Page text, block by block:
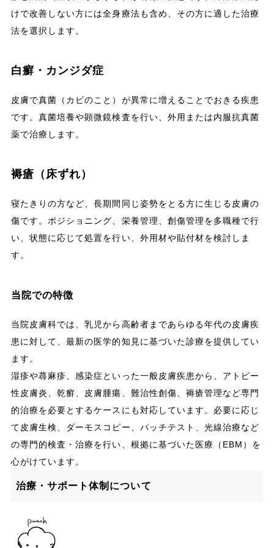
けで改善しない方には全身療法も含め、その方に適した治療
法を選択します。
白癬・カンジダ症
皮膚で真菌（カビのこと）が異常に増えることでおきる疾患
です。真菌培養や顕微鏡検査を行い、外用または内服抗真菌
薬で治療します。
褥瘡（床ずれ）
寝たきりの方など、長期間同じ姿勢をとる方に生じる皮膚の
傷です。ポジショニング、栄養管理、創傷管理を多職種で行
い、状態に応じて処置を行い、外用材や貼付材を検討しま
す。
当院での特徴
当院皮膚科では、乳児から高齢者まであらゆる年代の皮膚疾
患に対して、最新の医学的知見に基づいた診療を提供してい
ます。
湿疹や蕁麻疹、感染症といった一般皮膚疾患から、アトピー
性皮膚炎、乾癬、皮膚腫瘍、難治性創傷、褥瘡管理など専門
的治療を必要とするケースにも対応しています。必要に応じ
て皮膚生検、ダーモスコピー、パッチテスト、光線治療など
の専門的検査・治療を行い、根拠に基づいた医療（EBM）を
心がけています。
治療・サポート体制について